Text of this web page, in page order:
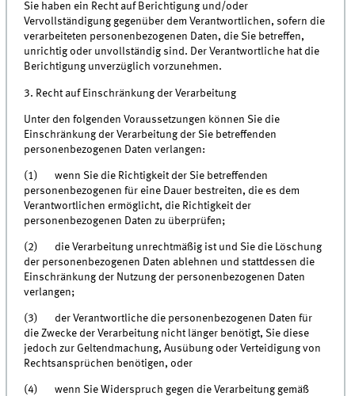
Sie haben ein Recht auf Berichtigung und/oder
Vervollständigung gegenüber dem Verantwortlichen, sofern die
verarbeiteten personenbezogenen Daten, die Sie betreffen,
unrichtig oder unvollständig sind. Der Verantwortliche hat die
Berichtigung unverzüglich vorzunehmen.
3. Recht auf Einschränkung der Verarbeitung
Unter den folgenden Voraussetzungen können Sie die
Einschränkung der Verarbeitung der Sie betreffenden
personenbezogenen Daten verlangen:
(1) wenn Sie die Richtigkeit der Sie betreffenden
personenbezogenen für eine Dauer bestreiten, die es dem
Verantwortlichen ermöglicht, die Richtigkeit der
personenbezogenen Daten zu überprüfen;
(2) die Verarbeitung unrechtmäßig ist und Sie die Löschung
der personenbezogenen Daten ablehnen und stattdessen die
Einschränkung der Nutzung der personenbezogenen Daten
verlangen;
(3) der Verantwortliche die personenbezogenen Daten für
die Zwecke der Verarbeitung nicht länger benötigt, Sie diese
jedoch zur Geltendmachung, Ausübung oder Verteidigung von
Rechtsansprüchen benötigen, oder
(4) wenn Sie Widerspruch gegen die Verarbeitung gemäß